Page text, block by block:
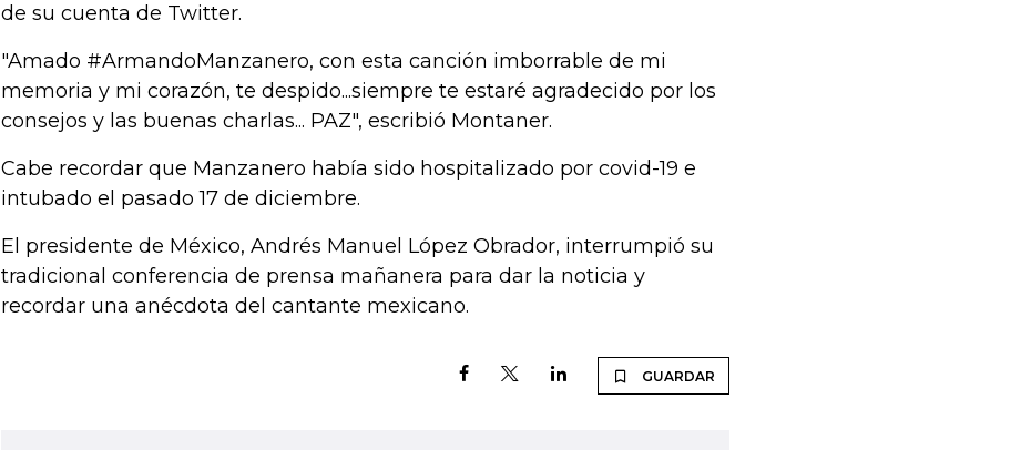
de su cuenta de Twitter.
"Amado #ArmandoManzanero, con esta canción imborrable de mi
memoria y mi corazón, te despido...siempre te estaré agradecido por los
consejos y las buenas charlas... PAZ", escribió Montaner.
Cabe recordar que Manzanero había sido hospitalizado por covid-19 e
intubado el pasado 17 de diciembre.
El presidente de México, Andrés Manuel López Obrador, interrumpió su
tradicional conferencia de prensa mañanera para dar la noticia y
recordar una anécdota del cantante mexicano.
GUARDAR